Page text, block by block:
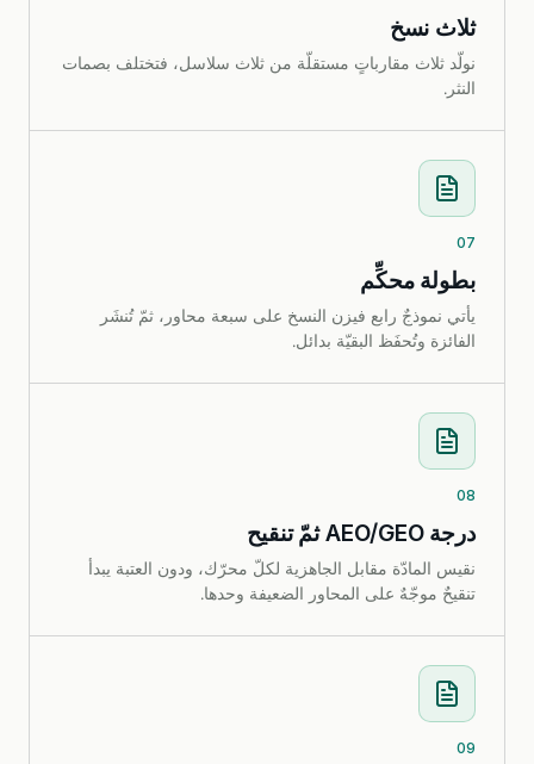
ثلاث نسخ
نولّد ثلاث مقارباتٍ مستقلّة من ثلاث سلاسل، فتختلف بصمات
النثر.
07
بطولة محكِّم
يأتي نموذجٌ رابع فيزن النسخ على سبعة محاور، ثمّ تُنشَر
الفائزة وتُحفَظ البقيّة بدائل.
08
درجة AEO/GEO ثمّ تنقيح
نقيس المادّة مقابل الجاهزية لكلّ محرّك، ودون العتبة يبدأ
تنقيحٌ موجّهٌ على المحاور الضعيفة وحدها.
09